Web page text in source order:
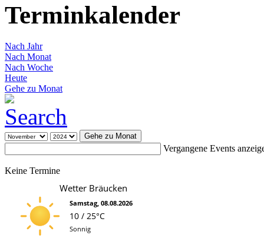
Terminkalender
Nach Jahr
Nach Monat
Nach Woche
Heute
Gehe zu Monat
Gehe zu Monat
Vergangene Events
Keine Termine
Wetter Bräucken
Samstag, 08.08.2026
10 / 25°C
Sonnig